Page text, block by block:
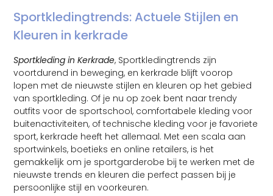
Sportkledingtrends: Actuele Stijlen en
Kleuren in kerkrade
Sportkleding in Kerkrade, Sportkledingtrends zijn
voortdurend in beweging, en kerkrade blijft voorop
lopen met de nieuwste stijlen en kleuren op het gebied
van sportkleding. Of je nu op zoek bent naar trendy
outfits voor de sportschool, comfortabele kleding voor
buitenactiviteiten, of technische kleding voor je favoriete
sport, kerkrade heeft het allemaal. Met een scala aan
sportwinkels, boetieks en online retailers, is het
gemakkelijk om je sportgarderobe bij te werken met de
nieuwste trends en kleuren die perfect passen bij je
persoonlijke stijl en voorkeuren.